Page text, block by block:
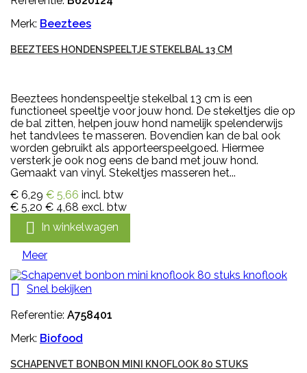
Merk: Beeztees
BEEZTEES HONDENSPEELTJE STEKELBAL 13 CM
Beeztees hondenspeeltje stekelbal 13 cm is een
functioneel speeltje voor jouw hond. De stekeltjes die op
de bal zitten, helpen jouw hond namelijk spelenderwijs
het tandvlees te masseren. Bovendien kan de bal ook
worden gebruikt als apporteerspeelgoed. Hiermee
versterk je ook nog eens de band met jouw hond.
Gemaakt van vinyl. Stekeltjes masseren het...
€ 6,29 € 5,66 incl. btw
€ 5,20 € 4,68 excl. btw
 In winkelwagen
Meer
 Snel bekijken
Referentie: A758401
Merk: Biofood
SCHAPENVET BONBON MINI KNOFLOOK 80 STUKS